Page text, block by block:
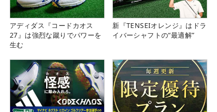
アディダス『コードカオス
27』は強烈な蹴りでパワーを
生む
新『TENSEIオレンジ』はドラ
イバーシャフトの“最適解”